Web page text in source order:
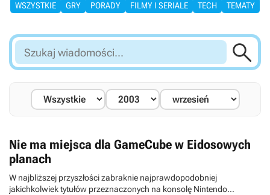
WSZYSTKIE GRY PORADY FILMY I SERIALE TECH TEMATY
Szukaj
wiadomości...

Nie ma miejsca dla GameCube w Eidosowych
planach
W najbliższej przyszłości zabraknie najprawdopodobniej
jakichkolwiek tytułów przeznaczonych na konsolę Nintendo